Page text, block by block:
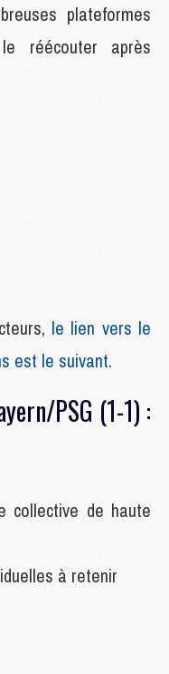
plateformes
réécouter après
le lien vers le
est le suivant.
PSG (1-1) :
collective de haute
à retenir